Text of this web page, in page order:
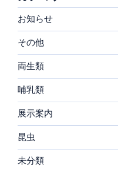
お知らせ
その他
両生類
哺乳類
展示案内
昆虫
未分類